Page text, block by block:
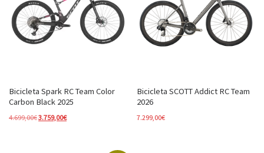
Bicicleta Spark RC Team Color
Carbon Black 2025
4.699,00€El precio original era: 4.699,00€.
3.759,00€El precio actual es: 3.759,00€.
Bicicleta SCOTT Addict RC Team
2026
7.299,00€